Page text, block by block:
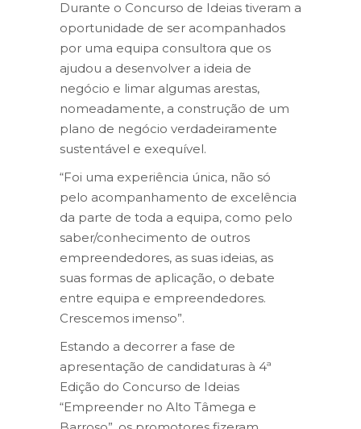
Durante o Concurso de Ideias tiveram a
oportunidade de ser acompanhados
por uma equipa consultora que os
ajudou a desenvolver a ideia de
negócio e limar algumas arestas,
nomeadamente, a construção de um
plano de negócio verdadeiramente
sustentável e exequível.
“Foi uma experiência única, não só
pelo acompanhamento de excelência
da parte de toda a equipa, como pelo
saber/conhecimento de outros
empreendedores, as suas ideias, as
suas formas de aplicação, o debate
entre equipa e empreendedores.
Crescemos imenso”.
Estando a decorrer a fase de
apresentação de candidaturas à 4ª
Edição do Concurso de Ideias
“Empreender no Alto Tâmega e